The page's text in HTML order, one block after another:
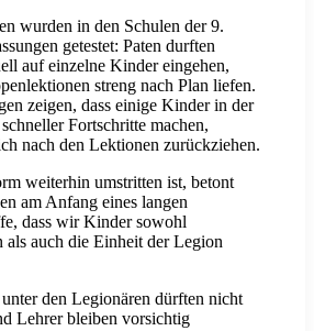
wurden in den Schulen der 9.
getestet: Paten durften
auf einzelne Kinder eingehen,
streng nach Plan liefen.
zeigen, dass einige Kinder in der
Fortschritte machen,
nach den Lektionen zurückziehen.
weiterhin umstritten ist, betont
am Anfang eines langen
dass wir Kinder sowohl
auch die Einheit der Legion
den Legionären dürften nicht
Lehrer bleiben vorsichtig